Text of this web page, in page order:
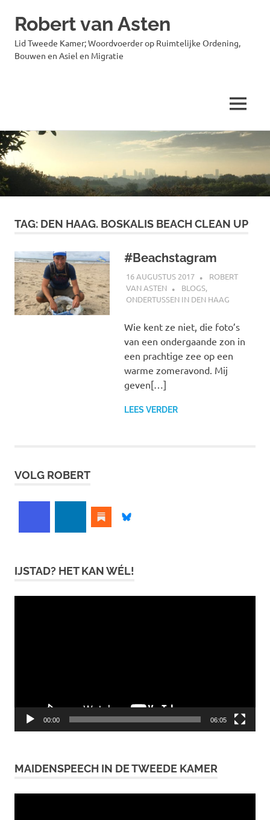
Ga
naar
de
inhoud
Robert van Asten
Lid Tweede Kamer; Woordvoerder op Ruimtelijke Ordening,
Bouwen en Asiel en Migratie
MENU
TAG: DEN HAAG. BOSKALIS BEACH CLEAN UP
#Beachstagram
16 AUGUSTUS 2017
ROBERT
VAN ASTEN
BLOGS,
ONDERTUSSEN IN DEN HAAG
Wie kent ze niet, die foto’s
van een ondergaande zon in
een prachtige zee op een
warme zomeravond. Mij
geven[…]
LEES VERDER
VOLG ROBERT
IJSTAD? HET KAN WÉL!
00:00 06:05
MAIDENSPEECH IN DE TWEEDE KAMER